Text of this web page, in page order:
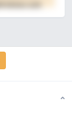
không giới
chi tiết.